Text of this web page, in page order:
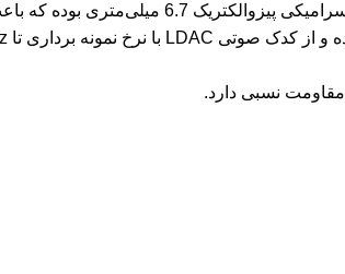
هندزفری ردمی بادز 6 پرو دارای درایور داینامیک با دیافراگم